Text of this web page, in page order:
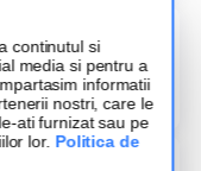
continutul si
media si pentru a
informatii
nostri, care le
ati furnizat sau pe
lor. Politica de